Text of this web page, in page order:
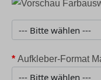
* Aufkleber-Format